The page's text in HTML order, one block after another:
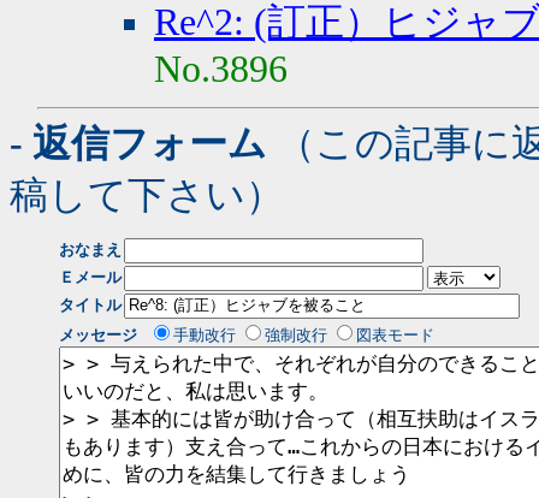
Re^2: (訂正）ヒジャ
No.3896
- 返信フォーム （この記事に
稿して下さい）
おなまえ
Ｅメール
タイトル
メッセージ
手動改行 強制改行 図表モード